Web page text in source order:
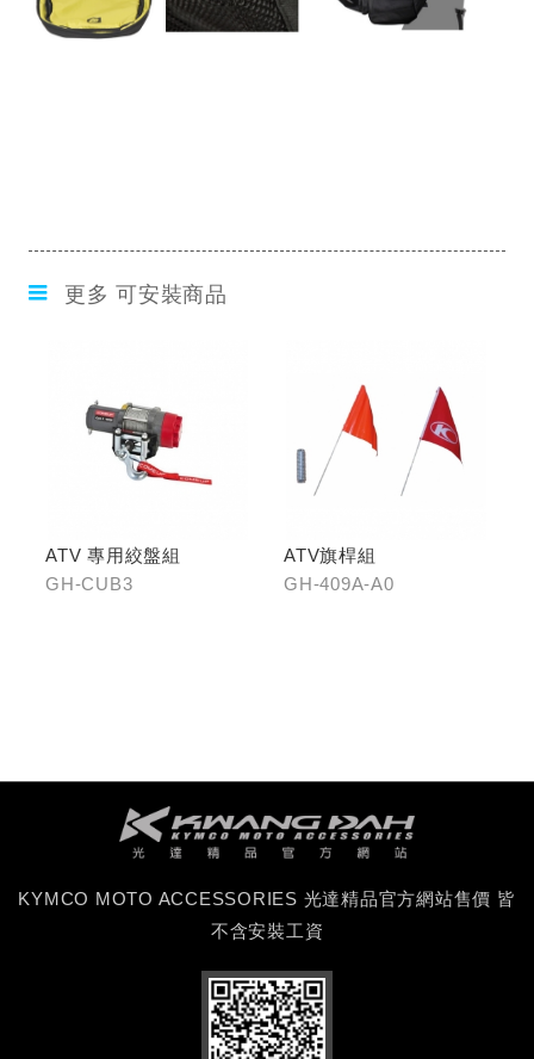
更多 可安裝商品
ATV 專用絞盤組
GH-CUB3
ATV旗桿組
GH-409A-A0
KYMCO MOTO ACCESSORIES 光達精品官方網站售價 皆
不含安裝工資